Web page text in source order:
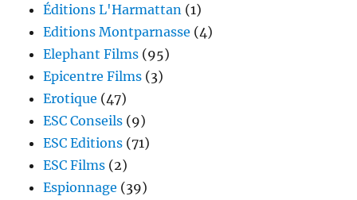
Éditions L'Harmattan (1)
Editions Montparnasse (4)
Elephant Films (95)
Epicentre Films (3)
Erotique (47)
ESC Conseils (9)
ESC Editions (71)
ESC Films (2)
Espionnage (39)